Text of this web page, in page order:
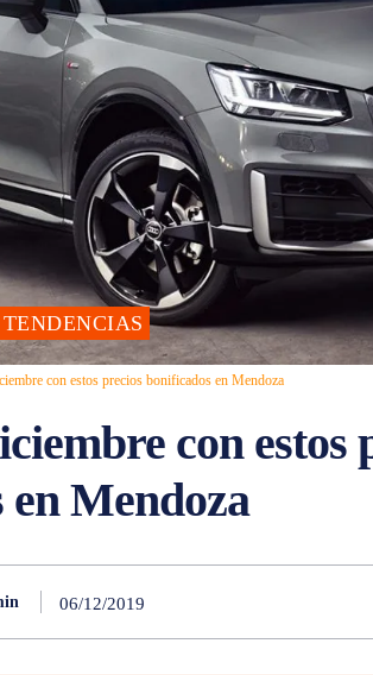
TENDENCIAS
con estos precios bonificados en Mendoza
con estos
Mendoza
06/12/2019